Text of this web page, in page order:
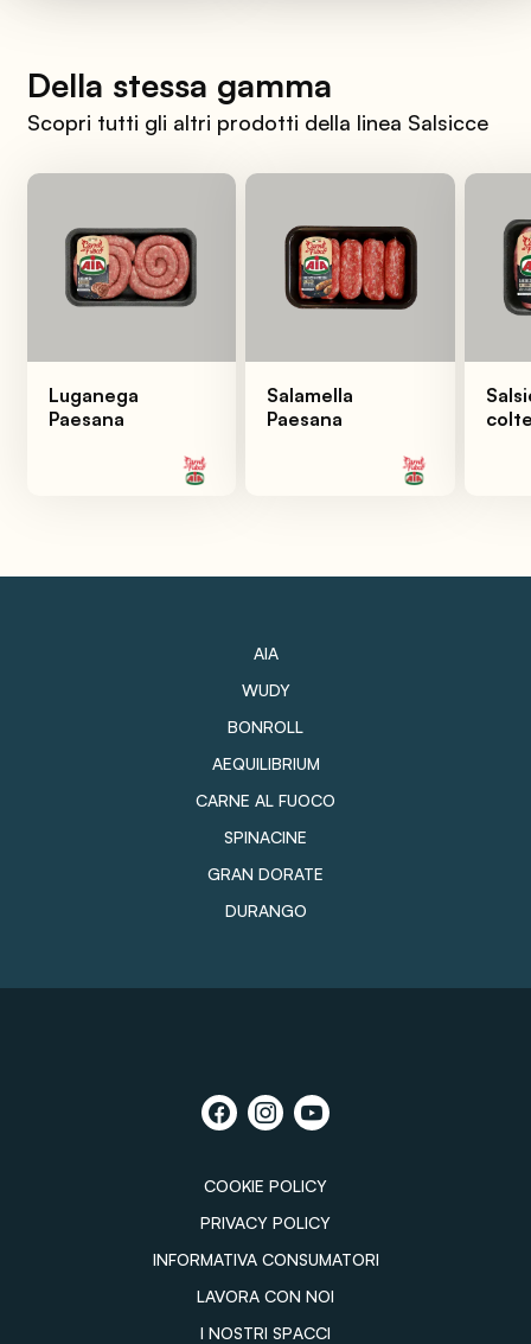
Della stessa gamma
Scopri tutti gli altri prodotti della linea Salsicce
Luganega
Paesana
Salamella
Paesana
AIA
WUDY
BONROLL
AEQUILIBRIUM
CARNE AL FUOCO
SPINACINE
GRAN DORATE
DURANGO
COOKIE POLICY
PRIVACY POLICY
INFORMATIVA CONSUMATORI
LAVORA CON NOI
I NOSTRI SPACCI